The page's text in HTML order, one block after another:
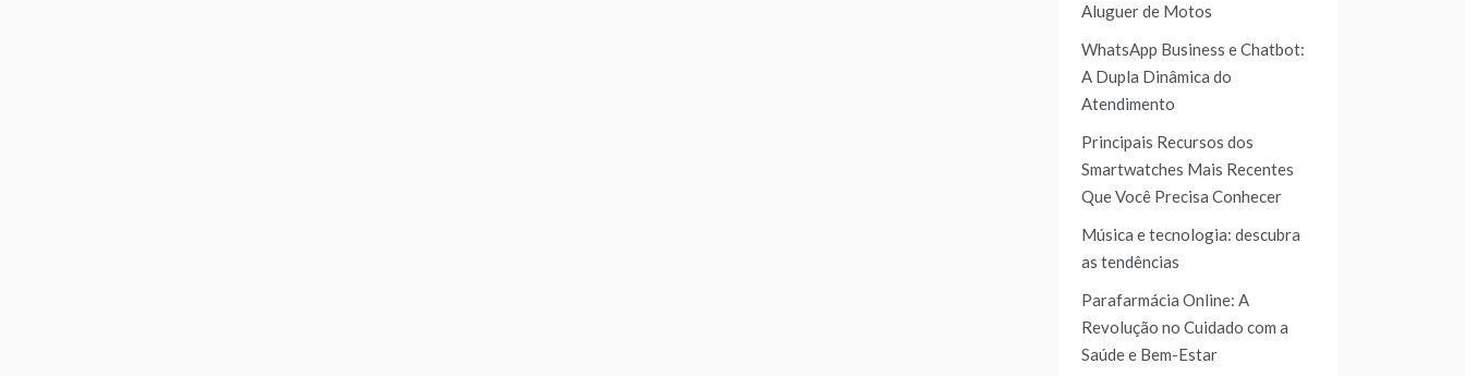
Aluguer de Motos
WhatsApp Business e Chatbot:
A Dupla Dinâmica do
Atendimento
Principais Recursos dos
Smartwatches Mais Recentes
Que Você Precisa Conhecer
Música e tecnologia: descubra
as tendências
Parafarmácia Online: A
Revolução no Cuidado com a
Saúde e Bem-Estar